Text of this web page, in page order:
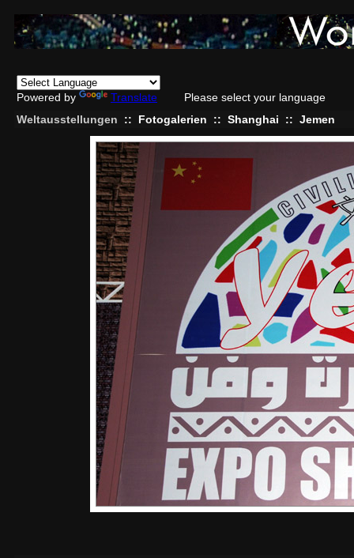
Powered by Translate
Please select your language
Weltausstellungen
:: Fotogalerien :: Shanghai :: Jemen